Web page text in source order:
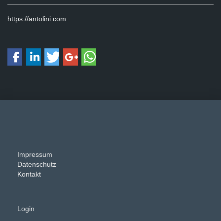
https://antolini.com
Impressum
Datenschutz
Kontakt
Login